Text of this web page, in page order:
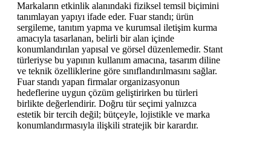
Markaların etkinlik alanındaki fiziksel temsil biçimini
tanımlayan yapıyı ifade eder. Fuar standı; ürün
sergileme, tanıtım yapma ve kurumsal iletişim kurma
amacıyla tasarlanan, belirli bir alan içinde
konumlandırılan yapısal ve görsel düzenlemedir. Stant
türleriyse bu yapının kullanım amacına, tasarım diline
ve teknik özelliklerine göre sınıflandırılmasını sağlar.
Fuar standı yapan firmalar organizasyonun
hedeflerine uygun çözüm geliştirirken bu türleri
birlikte değerlendirir. Doğru tür seçimi yalnızca
estetik bir tercih değil; bütçeyle, lojistikle ve marka
konumlandırmasıyla ilişkili stratejik bir karardır.